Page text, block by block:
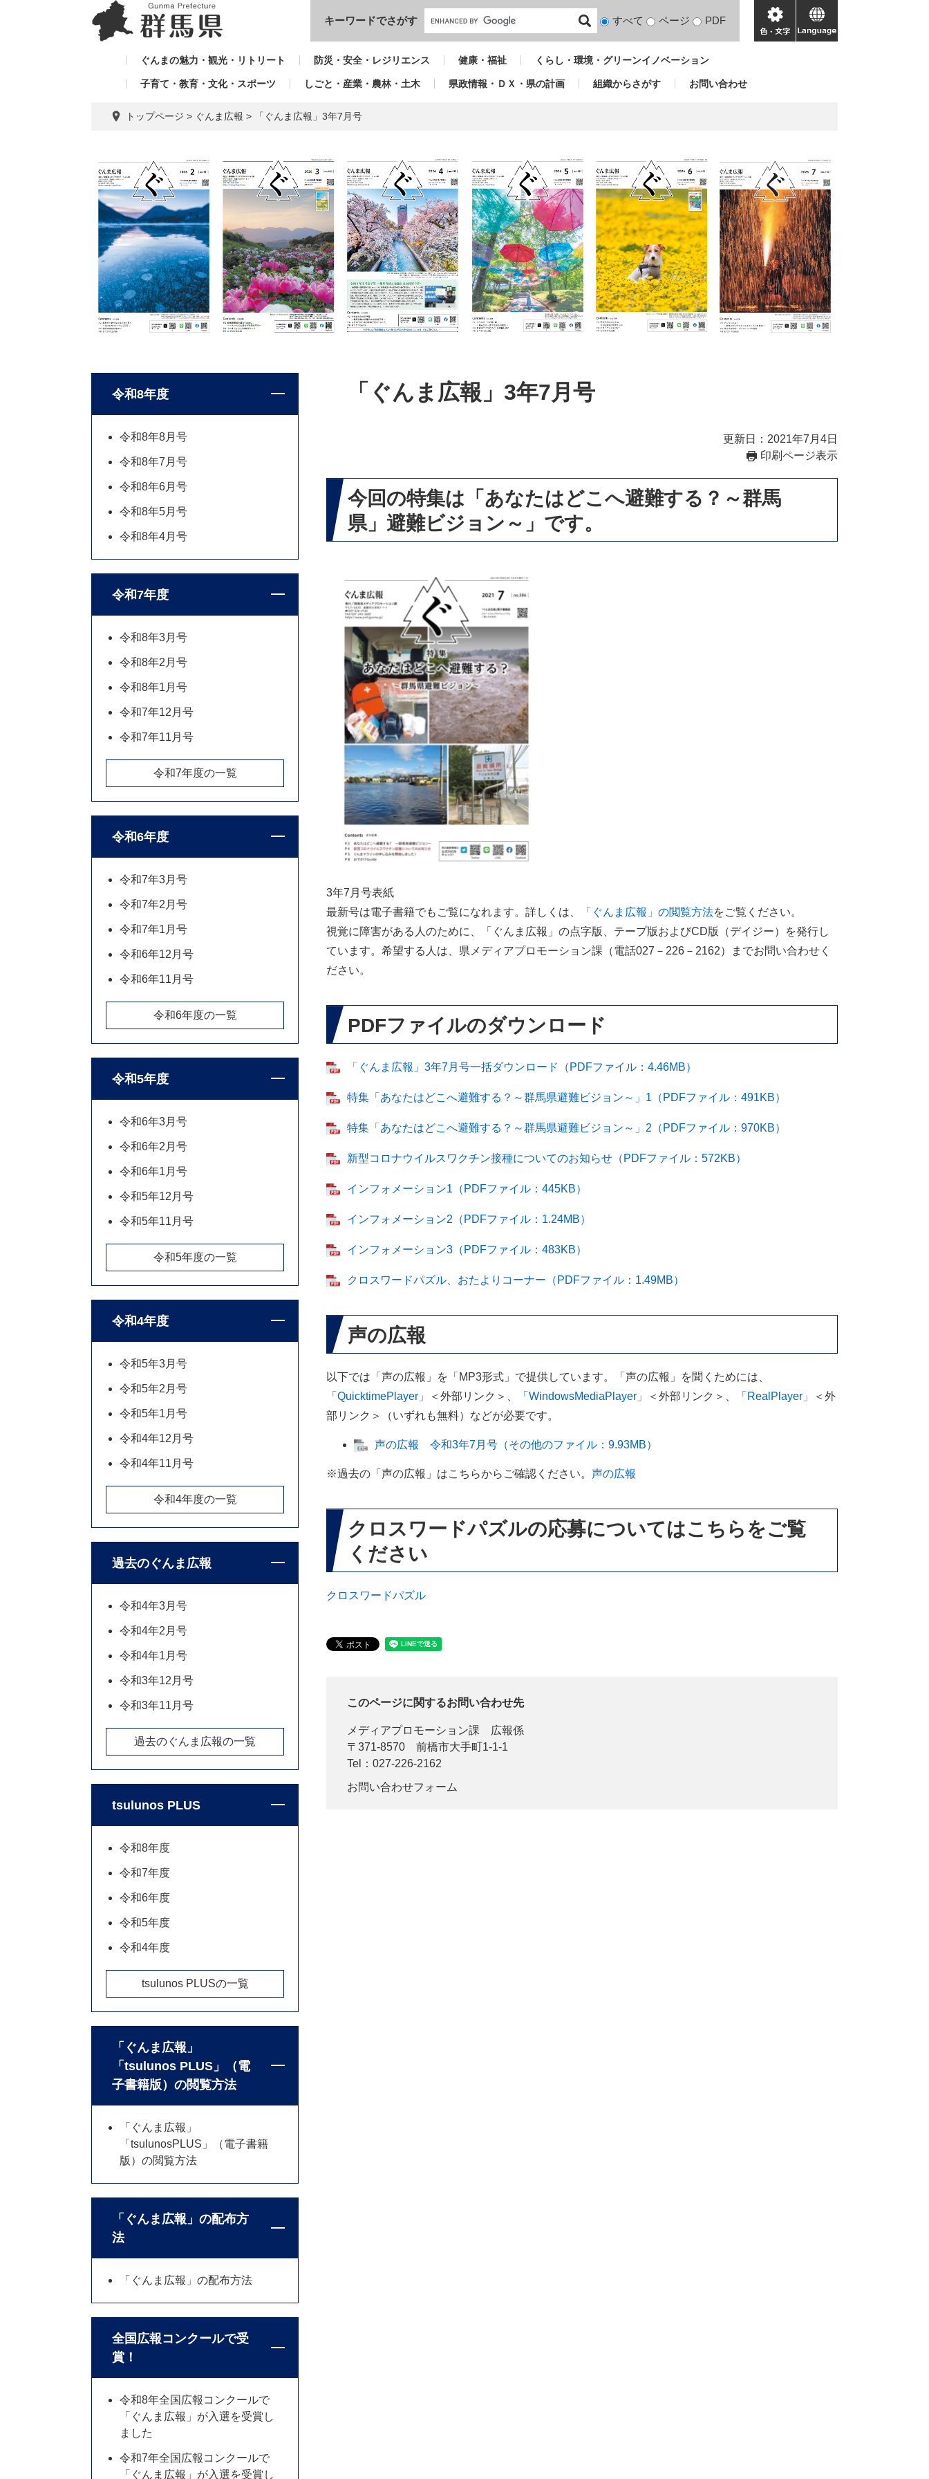
本文へ
キーワードでさがす
検
対
すべて ページ PDF
色・
文
language
ぐんまの魅力・観光・リトリート 防災・安全・レジリエンス 健康・福祉 くらし・環境・グリーンイノベーション
子育て・教育・文化・スポーツ しごと・産業・農林・土木 県政情報・ＤＸ・県の計画 組織からさがす お問い合わせ
トップページ > ぐんま広報 > 「ぐんま広報」3年7月号
「ぐんま広報」3年7月号
更新日：2021年7月4日
印刷ページ表示
今回の特集は「あなたはどこへ避難する？～群馬
県」避難ビジョン～」です。
3年7月号表紙
最新号は電子書籍でもご覧になれます。詳しくは、
「ぐんま広報」の閲覧方法をご覧ください。
視覚に障害がある人のために、「ぐんま広報」の点字版、テープ版およびCD版（デイジー）を発行し
ています。希望する人は、県メディアプロモーション課（電話027－226－2162）までお問い合わせく
ださい。
PDFファイルのダウンロード
「ぐんま広報」3年7月号一括ダウンロード（PDFファイル：4.46MB）
特集「あなたはどこへ避難する？～群馬県避難ビジョン～」1（PDFファイル：491KB）
特集「あなたはどこへ避難する？～群馬県避難ビジョン～」2（PDFファイル：970KB）
新型コロナウイルスワクチン接種についてのお知らせ（PDFファイル：572KB）
インフォメーション1（PDFファイル：445KB）
インフォメーション2（PDFファイル：1.24MB）
インフォメーション3（PDFファイル：483KB）
クロスワードパズル、おたよりコーナー（PDFファイル：1.49MB）
声の広報
以下では「声の広報」を「MP3形式」で提供しています。「声の広報」を聞くためには、
「QuicktimePlayer」
＜外部リンク＞ 「WindowsMediaPlayer」 ＜外部リンク＞ 「RealPlayer」
＜外
部リンク＞
（いずれも無料）などが必要です。
声の広報 令和3年7月号（その他のファイル：9.93MB）
※過去の「声の広報」はこちらからご確認ください。 声の広報
クロスワードパズルの応募についてはこちらをご覧
ください
クロスワードパズル
このページに関するお問い合わせ先
メディアプロモーション課
広報係
〒371-8570
前橋市大手町1-1-1
Tel：027-226-2162
お問い合わせフォーム
令和8年度
令和8年8月号
令和8年7月号
令和8年6月号
令和8年5月号
令和8年4月号
令和7年度
令和8年3月号
令和8年2月号
令和8年1月号
令和7年12月号
令和7年11月号
令和7年度の一覧
令和6年度
令和7年3月号
令和7年2月号
令和7年1月号
令和6年12月号
令和6年11月号
令和6年度の一覧
令和5年度
令和6年3月号
令和6年2月号
令和6年1月号
令和5年12月号
令和5年11月号
令和5年度の一覧
令和4年度
令和5年3月号
令和5年2月号
令和5年1月号
令和4年12月号
令和4年11月号
令和4年度の一覧
過去のぐんま広報
令和4年3月号
令和4年2月号
令和4年1月号
令和3年12月号
令和3年11月号
過去のぐんま広報の一覧
tsulunos PLUS
令和8年度
令和7年度
令和6年度
令和5年度
令和4年度
tsulunos PLUSの一覧
「ぐんま広報」
「tsulunos PLUS」（電
子書籍版）の閲覧方法
「ぐんま広報」
「tsulunosPLUS」（電子書籍
版）の閲覧方法
「ぐんま広報」の配布方
法
「ぐんま広報」の配布方法
全国広報コンクールで受
賞！
令和8年全国広報コンクールで
「ぐんま広報」が入選を受賞し
ました
令和7年全国広報コンクールで
「ぐんま広報」が入選を受賞し